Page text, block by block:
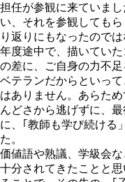
担任が参観に来ていま
い、それを参観しても
り返りにもなったのでは
年度途中で、描いてい
の差に、ご自身の力不
ベテランだからといっ
はありません。あらた
んどさから逃げずに、
に、｢教師も学び続ける
た。
価値語や熟議、学級会
十分されてきたことと